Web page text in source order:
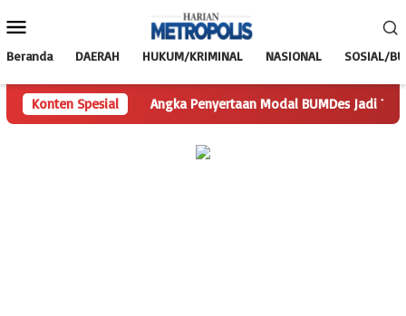
ke
Mobile
Beranda DAERAH HUKUM/KRIMINAL NASIONAL SOSIAL/
Konten SpesialAngka Penyertaan Modal BUMDes Jadi Tanda